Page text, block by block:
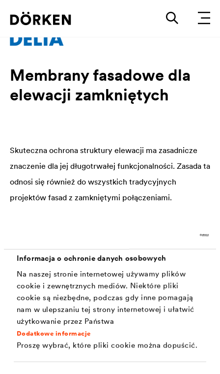
Informacja o ochronie danych osobowych
Na naszej stronie internetowej używamy plików
cookie i zewnętrznych mediów. Niektóre pliki
cookie są niezbędne, podczas gdy inne pomagają
nam w ulepszaniu tej strony internetowej i ułatwić
użytkowanie przez Państwa
Dodatkowe informacje
Proszę wybrać, które pliki cookie można dopuścić.
Membrany fasadowe dla
elewacji zamkniętych
Skuteczna ochrona struktury elewacji ma zasadnicze
znaczenie dla jej długotrwałej funkcjonalności. Zasada ta
odnosi się również do wszystkich tradycyjnych
projektów fasad z zamkniętymi połączeniami.
DELTA®-MAXX PLUS orazDELTA®-VENT N PLUS,
sprawdziły się jako bezpieczne osłony ochronne w
dachach skośnych. Dodatkowo można je stosować jako
membrany fasadowe za okładzinami elewacyjnymi z
zamkniętymi szczelinami.
Poniżej przedstawiamy nasze membrany, które będą w